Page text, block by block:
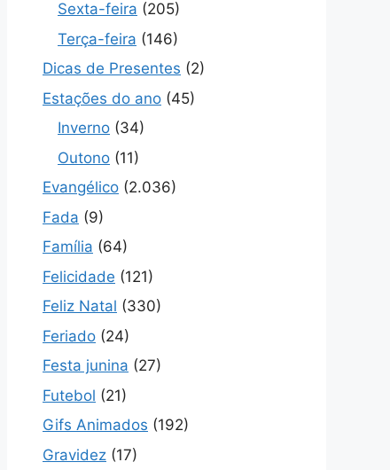
Sexta-feira (205)
Terça-feira (146)
Dicas de Presentes (2)
Estações do ano (45)
Inverno (34)
Outono (11)
Evangélico (2.036)
Fada (9)
Família (64)
Felicidade (121)
Feliz Natal (330)
Feriado (24)
Festa junina (27)
Futebol (21)
Gifs Animados (192)
Gravidez (17)